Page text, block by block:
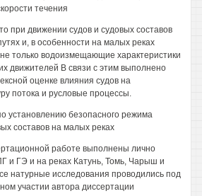
течения
при движении судов и судовых составов
и, в особенности на малых реках
только водоизмещающие характеристики
движителей В связи с этим выполнено
оценке влияния судов на
потока и русловые процессы.
установлению безопасного режима
составов на малых реках
работе выполнены лично
и ГЭ и на реках Катунь, Томь, Чарыш и
натурные исследования проводились под
участии автора диссертации